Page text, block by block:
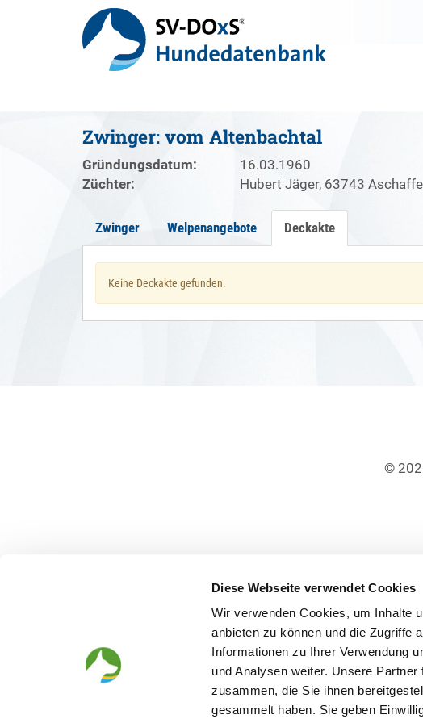
Diese Webseite verwendet Cookies
Wir verwenden Cookies, um Inhalte
anbieten zu können und die Zugriffe
Informationen zu Ihrer Verwendung
und Analysen weiter. Unsere
zusammen, die Sie ihnen
gesammelt haben. Sie geben
Zwinger: vom Altenbachtal
Gründungsdatum:
16.03.1960
Züchter:
Hubert Jäger, 63743
Zwinger Welpenangebote Deckakte
Keine Deckakte gefunden.
©